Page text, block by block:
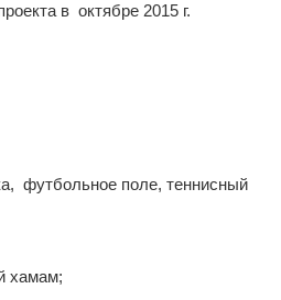
в октябре 2015 г.
футбольное поле, теннисный
хамам;